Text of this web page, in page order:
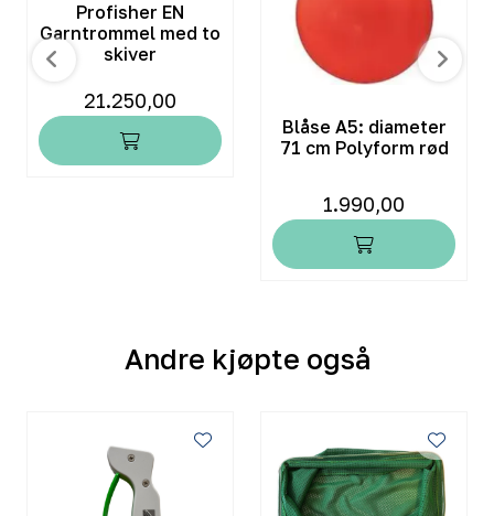
Profisher EN
Garntrommel med to
skiver
21.250,00
Blåse A5: diameter
71 cm Polyform rød
1.990,00
Andre kjøpte også